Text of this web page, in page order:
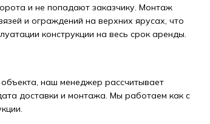
и не попадают заказчику. Монтаж
и ограждений на верхних ярусах, что
конструкции на весь срок аренды.
наш менеджер рассчитывает
доставки и монтажа. Мы работаем как с